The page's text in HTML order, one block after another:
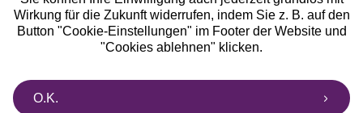
Wirkung für die Zukunft widerrufen, indem Sie z. B. auf den
Button "Cookie-Einstellungen" im Footer der Website und
"Cookies ablehnen" klicken.
O.K.